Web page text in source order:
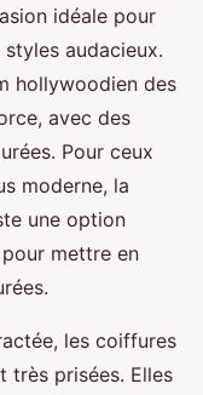
idéale pour
audacieux.
hollywoodien des
avec des
Pour ceux
moderne, la
une option
mettre en
les coiffures
très prisées. Elles